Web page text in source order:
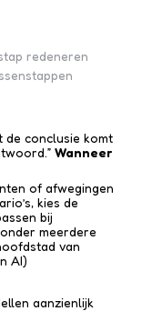
redeneren
de conclusie komt
Wanneer
of afwegingen
kies de
bij
meerdere
van
AI)
aanzienlijk